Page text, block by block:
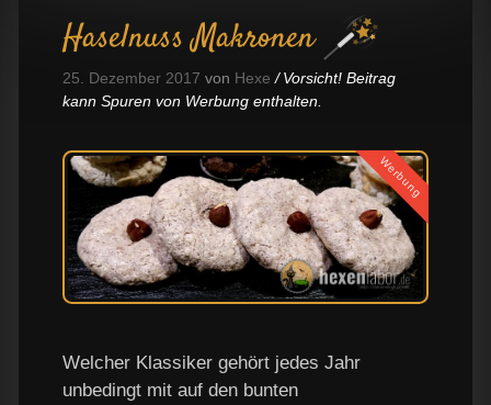
Haselnuss Makronen
25. Dezember 2017 von Hexe
Vorsicht! Beitrag
kann Spuren von Werbung enthalten.
Werbung
Welcher Klassiker gehört jedes Jahr
unbedingt mit auf den bunten